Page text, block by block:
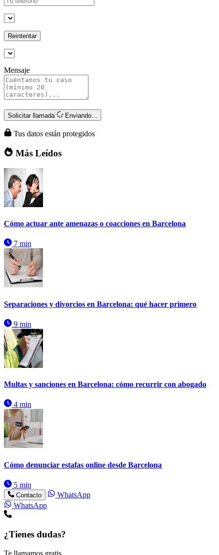
Reintentar
Mensaje
Solicitar llamada Enviando...
Tus datos están protegidos
Más Leídos
Cómo actuar ante amenazas o coacciones en Barcelona
7 min
Separaciones y divorcios en Barcelona: qué hacer primero
9 min
Multas y sanciones en Barcelona: cómo recurrir con abogado
4 min
Cómo denunciar estafas online desde Barcelona
5 min
Contacto
WhatsApp
WhatsApp
¿Tienes dudas?
Te llamamos gratis